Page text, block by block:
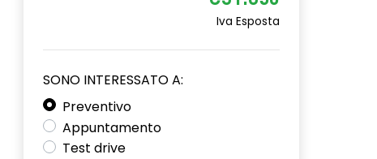
Iva Esposta
SONO INTERESSATO A:
Preventivo
Appuntamento
Test drive